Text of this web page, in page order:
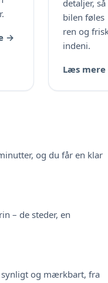
→
detaljer, så
bilen føles
ren og
indeni.
Læs
og du får en klar
– de steder, en
synligt og mærkbart, fra